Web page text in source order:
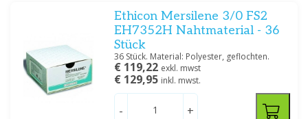
Ethicon Mersilene 3/0 FS2
EH7352H Nahtmaterial - 36
Stück
36 Stück. Material: Polyester, geflochten.
€ 119,22 exkl. mwst
€ 129,95 inkl. mwst.
- +